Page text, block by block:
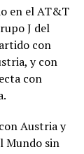
en el AT&T
J del
con
y con
con
Austria y
Mundo sin